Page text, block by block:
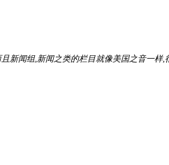
新闻组,新闻之类的栏目就像美国之音一样,